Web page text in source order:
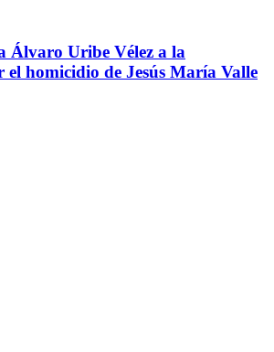
Álvaro Uribe Vélez a la
el homicidio de Jesús María Valle